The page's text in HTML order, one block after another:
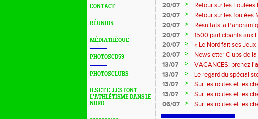
CONTACT
RÉUNION
MÉDIATHÈQUE
PHOTOS CD59
PHOTOS CLUBS
ILS ET ELLES FONT
L'ATHLÉTISME DANS LE
NORD
20/07
>
Retour sur les Foulées
20/07
>
Retour sur les foulées
20/07
>
Résultats la
20/07
>
1500 participants aux
20/07
>
« Le Nord fait ses Jeux
20/07
>
Newsletter Clubs de la
13/07
>
VACANCES: prenez
13/07
>
Le regard du
13/07
>
Sur les routes et les
13/07
>
Sur les routes et les
06/07
> Sur les routes et les